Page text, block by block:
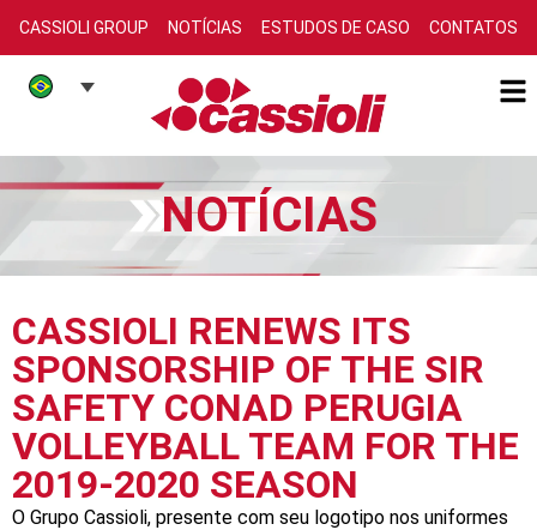
CASSIOLI GROUP NOTÍCIAS ESTUDOS DE CASO CONTATOS
NOTÍCIAS
CASSIOLI RENEWS ITS
SPONSORSHIP OF THE SIR
SAFETY CONAD PERUGIA
VOLLEYBALL TEAM FOR THE
2019-2020 SEASON
O Grupo Cassioli, presente com seu logotipo nos uniformes